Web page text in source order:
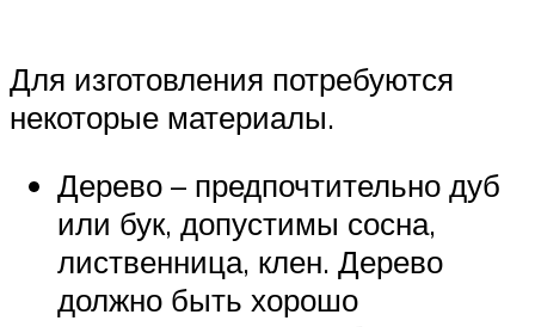
Для изготовления потребуются
некоторые материалы.
Дерево – предпочтительно дуб
или бук, допустимы сосна,
лиственница, клен. Дерево
должно быть хорошо